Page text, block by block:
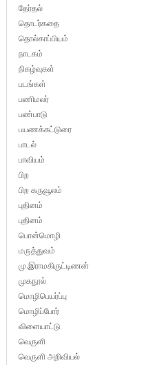
தேர்தல்
தொடர்கதை
தொல்காப்பியம்
நாடகம்
நிகழ்வுகள்
படங்கள்
பணிமலர்
பண்பாடு
பயணக்கட்டுரை
பாடல்
பாவியம்
பிற
பிற கருவூலம்
புதினம்
புதினம்
பொன்மொழி
மருத்துவம்
மு.இராமகிருட்டிணன்
முகநூல்
மொழிபெயர்ப்பு
மொழிப்போர்
விளையாட்டு
வெருளி
வெருளி அறிவியல்